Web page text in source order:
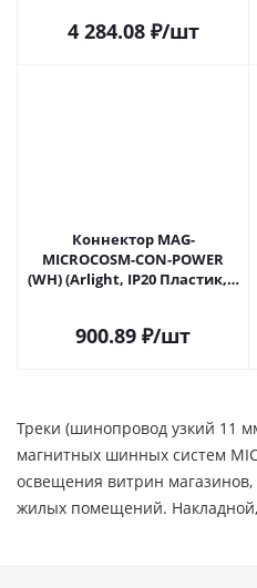
4 284.08₽/шт
Коннектор MAG-
MICROCOSM-CON-POWER
(WH) (Arlight, IP20 Пластик, 3
900.89 ₽/шт
Треки (шинопровод узкий 11
магнитных шинных систем
освещения витрин
жилых помещений.